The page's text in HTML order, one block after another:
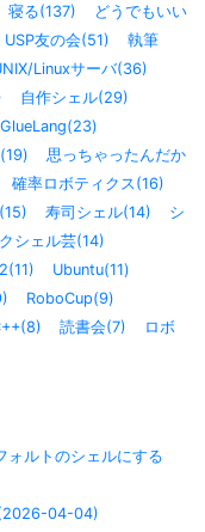
寝る(137)
どうでもいい
USP友の会(51)
執筆
Linuxサーバ(36)
自作シェル(29)
GlueLang(23)
思っちゃったんだか
確率ロボティクス(16)
寿司シェル(14)
シ
シェル芸(14)
Ubuntu(11)
RoboCup(9)
読書会(7)
ロボ
ルトのシェルにする
(2026-04-04)